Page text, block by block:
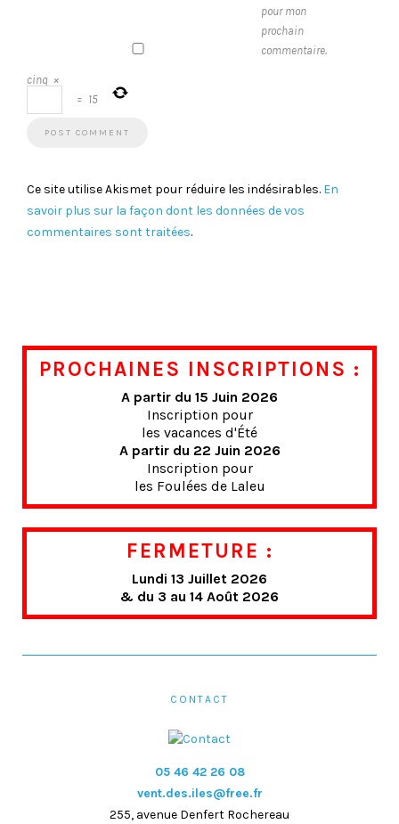
pour mon
prochain
commentaire.
cinq ×
= 15
Ce site utilise Akismet pour réduire les indésirables. En
savoir plus sur la façon dont les données de vos
commentaires sont traitées.
PROCHAINES INSCRIPTIONS :
A partir du 15 Juin 2026
Inscription pour
les vacances d'Été
A partir du 22 Juin 2026
Inscription pour
les Foulées de Laleu
FERMETURE :
Lundi 13 Juillet 2026
& du 3 au 14 Août 2026
CONTACT
05 46 42 26 08
vent.des.iles@free.fr
255, avenue Denfert Rochereau